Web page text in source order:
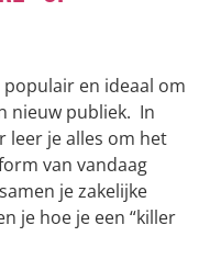
en ideaal om
nieuw publiek. In
leer je alles om het
van vandaag
je zakelijke
je hoe je een “killer